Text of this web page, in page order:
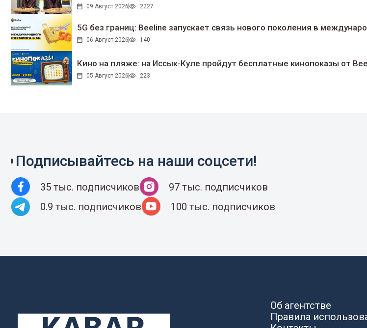
09 Август 2026 2227
5G без границ: Beeline запускает связь нового поколения в
06 Август 2026 140
Кино на пляже: на Иссык-Куле пройдут беcплатные кинопоказы от
05 Август 2026 223
Подписывайтесь на наши соцсети!
35 тыс. подписчиков
97 тыс. подписчиков
0.9 тыс. подписчиков
100 тыс. подписчиков
Об агентстве
Правила